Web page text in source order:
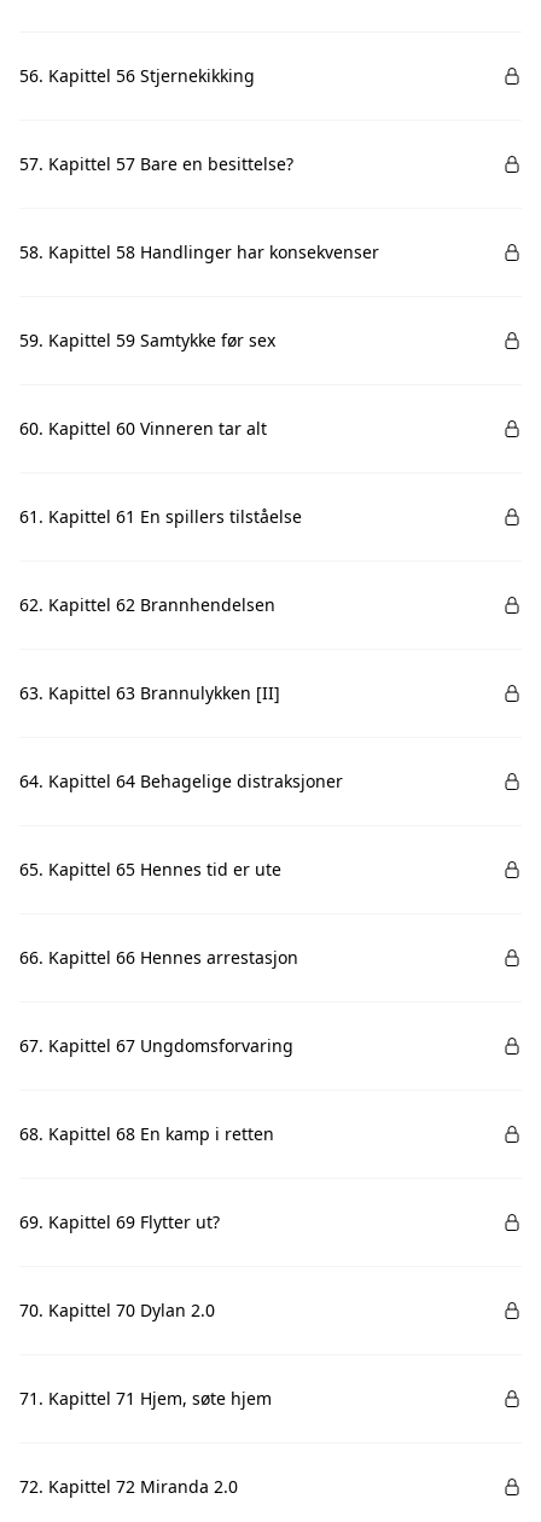
56. Kapittel 56 Stjernekikking
57. Kapittel 57 Bare en besittelse?
58. Kapittel 58 Handlinger har konsekvenser
59. Kapittel 59 Samtykke før sex
60. Kapittel 60 Vinneren tar alt
61. Kapittel 61 En spillers tilståelse
62. Kapittel 62 Brannhendelsen
63. Kapittel 63 Brannulykken [II]
64. Kapittel 64 Behagelige distraksjoner
65. Kapittel 65 Hennes tid er ute
66. Kapittel 66 Hennes arrestasjon
67. Kapittel 67 Ungdomsforvaring
68. Kapittel 68 En kamp i retten
69. Kapittel 69 Flytter ut?
70. Kapittel 70 Dylan 2.0
71. Kapittel 71 Hjem, søte hjem
72. Kapittel 72 Miranda 2.0